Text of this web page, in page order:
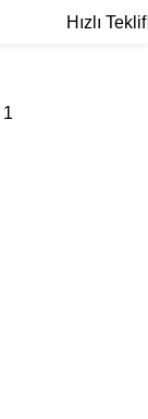
Hızlı Teklif